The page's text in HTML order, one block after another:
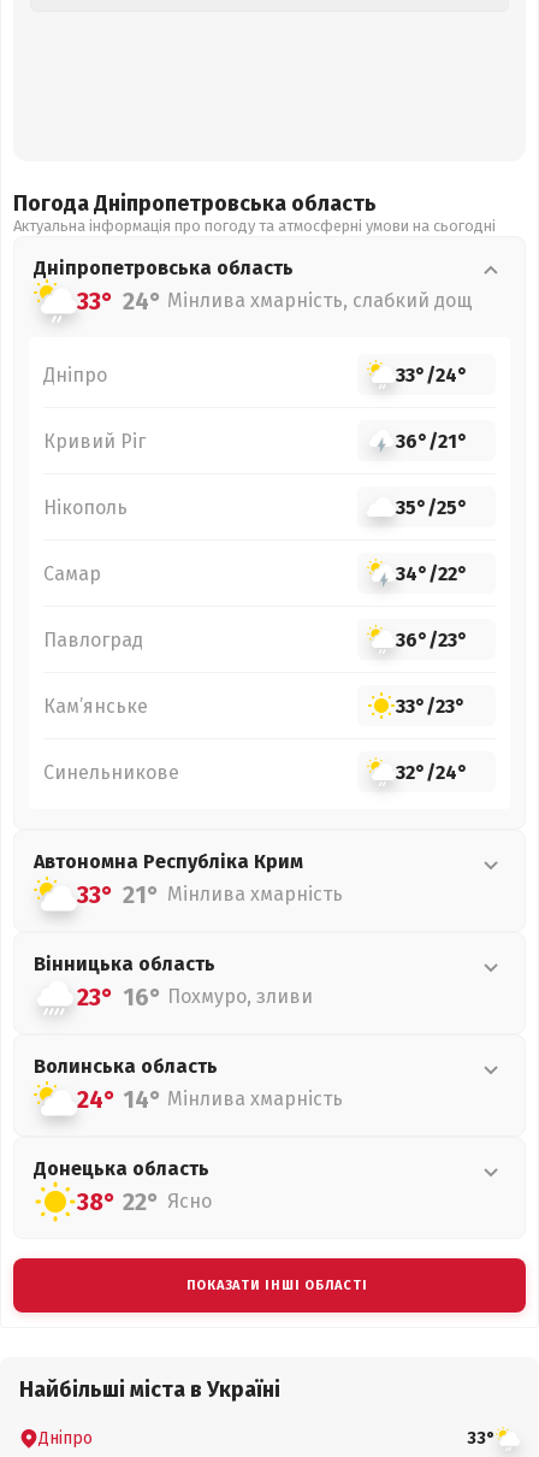
Погода Дніпропетровська область
Актуальна інформація про погоду та атмосферні умови на сьогодні
Дніпропетровська область
33° 24° Мінлива хмарність, слабкий дощ
Дніпро 33°/24°
Кривий Ріг 36°/21°
Нікополь 35°/25°
Самар 34°/22°
Павлоград 36°/23°
Кам’янське 33°/23°
Синельникове 32°/24°
Автономна Республіка Крим
33° 21° Мінлива хмарність
Вінницька область
23° 16° Похмуро, зливи
Волинська область
24° 14° Мінлива хмарність
Донецька область
38° 22° Ясно
ПОКАЗАТИ ІНШІ ОБЛАСТІ
Найбільші міста в Україні
Дніпро 33°